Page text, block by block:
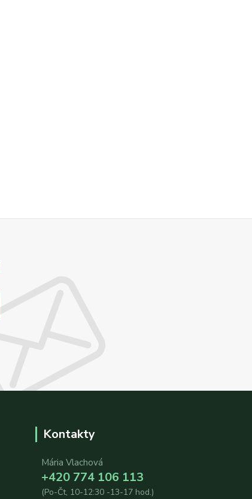
Kontakty
Mária Vlachová
+420 774 106 113
(Po-Čt, 10-12:30 -13-17 hod.)